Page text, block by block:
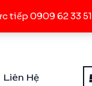
tiếp 0909 62 33 51
Liên Hệ